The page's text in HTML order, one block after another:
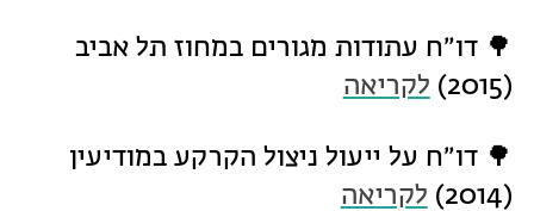
🌳 דו״ח עתודות מגורים במחוז תל אביב
(2015)
לקריאה
🌳 דו״ח על ייעול ניצול הקרקע במודיעין
(2014)
לקריאה